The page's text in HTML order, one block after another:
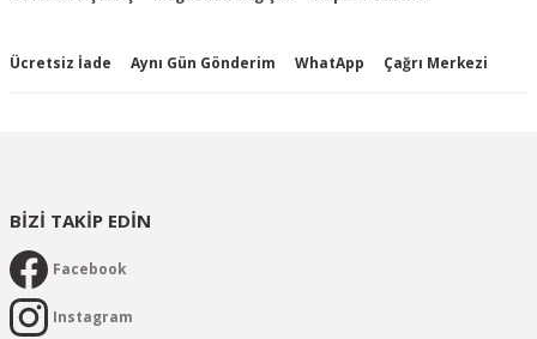
Ücretsiz İade Aynı Gün Gönderim WhatApp Çağrı Merkezi
BİZİ TAKİP EDİN
Facebook
Instagram